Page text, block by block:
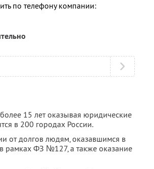
по телефону компании:
15 лет оказывая юридические
в 200 городах России.
от долгов людям, оказавшимся в
рамках ФЗ №127, а также оказание